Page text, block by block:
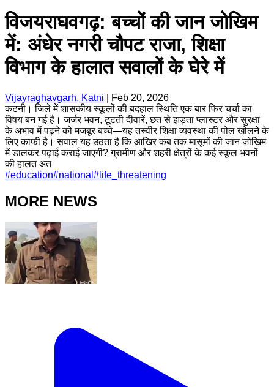
विजयराघवगढ़: बच्चों की जान जोखिम
में: अंधेर नगरी चौपट राजा, शिक्षा
विभाग के हालात सवालों के घेरे में
Vijayraghavgarh, Katni
Feb 20, 2026
कटनी। जिले में शासकीय स्कूलों की बदहाल स्थिति एक बार फिर चर्चा का
विषय बन गई है। जर्जर भवन, टूटती दीवारें, छत से झड़ता प्लास्टर और सुरक्षा
के अभाव में पढ़ने को मजबूर बच्चे—यह तस्वीर शिक्षा व्यवस्था की पोल खोलने के
लिए काफी है। सवाल यह उठता है कि आखिर कब तक मासूमों की जान जोखिम
में डालकर पढ़ाई कराई जाएगी? ग्रामीण और शहरी क्षेत्रों के कई स्कूल भवनों
की हालत अत
#education#national # life_threatening
MORE NEWS